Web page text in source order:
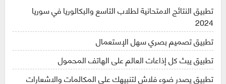
تطبيق النتائج الامتحانية لطلاب التاسع والبكالوريا في سوريا
2024
تطبيق تصميم بصري سهل الإستعمال
تطبيق يبث كل إذاعات العالم على الهاتف المحمول
تطبيق يصدر ضوء فلاش لتنبيهك على المكالمات والاشعارات